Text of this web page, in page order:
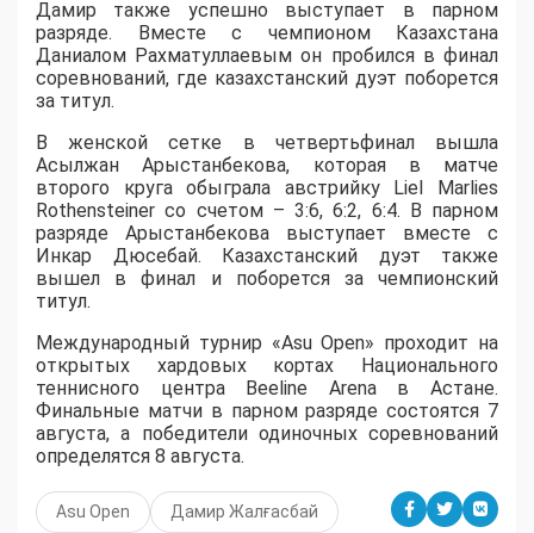
Дамир также успешно выступает в парном
разряде. Вместе с чемпионом Казахстана
Даниалом Рахматуллаевым он пробился в финал
соревнований, где казахстанский дуэт поборется
за титул.
В женской сетке в четвертьфинал вышла
Асылжан Арыстанбекова, которая в матче
второго круга обыграла австрийку Liel Marlies
Rothensteiner со счетом – 3:6, 6:2, 6:4. В парном
разряде Арыстанбекова выступает вместе с
Инкар Дюсебай. Казахстанский дуэт также
вышел в финал и поборется за чемпионский
титул.
Международный турнир «Asu Open» проходит на
открытых хардовых кортах Национального
теннисного центра Beeline Arena в Астане.
Финальные матчи в парном разряде состоятся 7
августа, а победители одиночных соревнований
определятся 8 августа.
Asu Open Дамир Жалғасбай